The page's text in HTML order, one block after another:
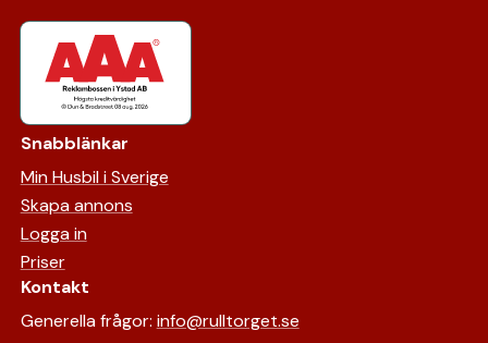
Snabblänkar
Min Husbil i Sverige
Skapa annons
Logga in
Priser
Kontakt
Generella frågor: info@rulltorget.se